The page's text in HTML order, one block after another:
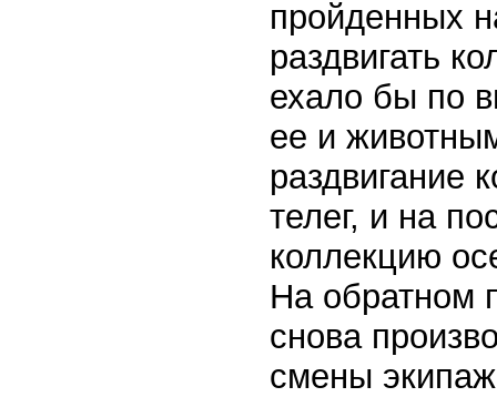
пройденных
раздвигать
ехало бы по
ее и
раздвигание
телег, и на
коллекцию
На обратном
снова
смены